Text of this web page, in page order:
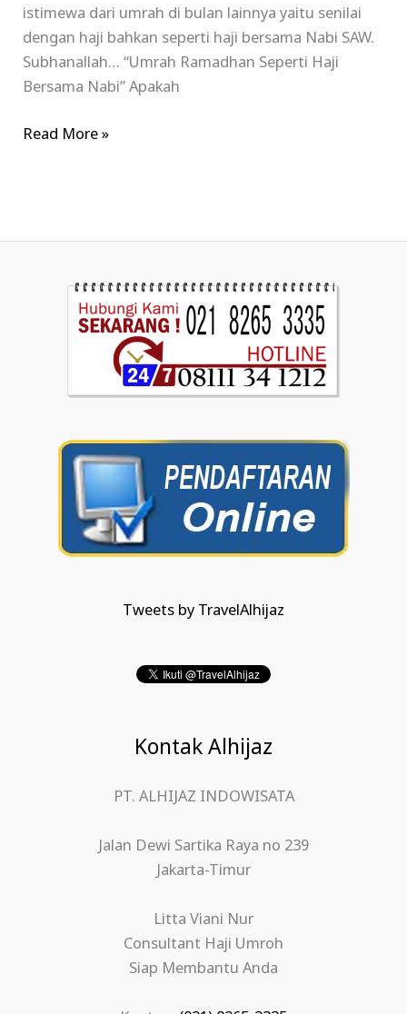
istimewa dari umrah di bulan lainnya yaitu senilai
dengan haji bahkan seperti haji bersama Nabi SAW.
Subhanallah… “Umrah Ramadhan Seperti Haji
Bersama Nabi” Apakah
Read More »
Tweets by TravelAlhijaz
Kontak Alhijaz
PT. ALHIJAZ INDOWISATA
Jalan Dewi Sartika Raya no 239
Jakarta-Timur
Litta Viani Nur
Consultant Haji Umroh
Siap Membantu Anda